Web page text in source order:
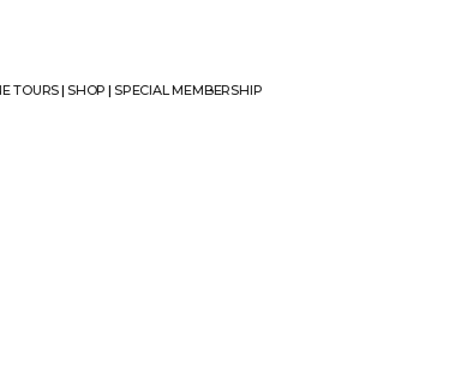
TOURS| SHOP | SPECIAL MEMBERSHIP